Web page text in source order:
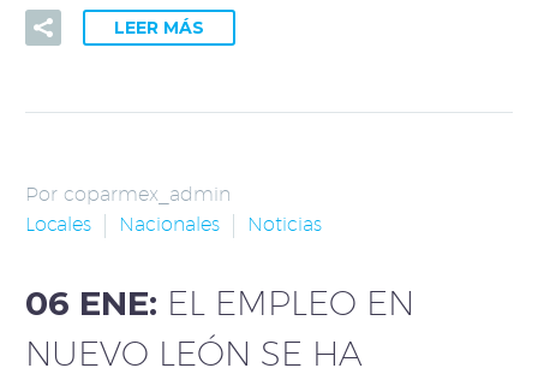
LEER MÁS
Por coparmex_admin
Locales
Nacionales Noticias
06 ENE: EL EMPLEO EN
NUEVO LEÓN SE HA